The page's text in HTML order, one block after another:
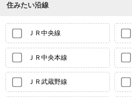
住みたい沿線
ＪＲ中央線
ＪＲ中央本線
ＪＲ武蔵野線